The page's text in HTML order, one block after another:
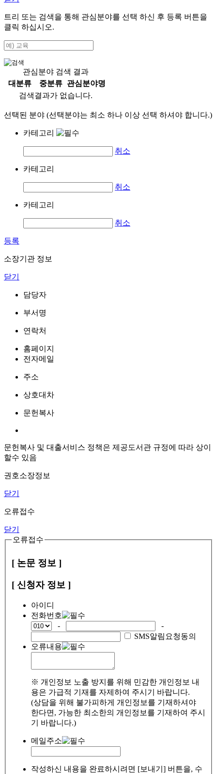
트리 또는 검색을 통해 관심분야를 선택 하신 후 등록 버튼을
클릭 하십시오.
관심분야 검색 결과
대분류
중분류
관심분야명
검색결과가 없습니다.
선택된 분야 (선택분야는 최소 하나 이상 선택 하셔야 합니다.)
카테고리
취소
카테고리
취소
카테고리
취소
등록
소장기관 정보
닫기
담당자
부서명
연락처
홈페이지
전자메일
주소
상호대차
문헌복사
문헌복사 및 대출서비스 정책은 제공도서관 규정에 따라 상이
할수 있음
권호소장정보
닫기
오류접수
닫기
오류접수
[ 논문 정보 ]
[ 신청자 정보 ]
아이디
전화번호
-
-
SMS알림요청동의
오류내용
※ 개인정보 노출 방지를 위해 민감한 개인정보 내
용은 가급적 기재를 자제하여 주시기 바랍니다.
(상담을 위해 불가피하게 개인정보를 기재하셔야
한다면, 가능한 최소한의 개인정보를 기재하여 주시
기 바랍니다.)
메일주소
작성하신 내용을 완료하시려면 [보내기] 버튼을, 수